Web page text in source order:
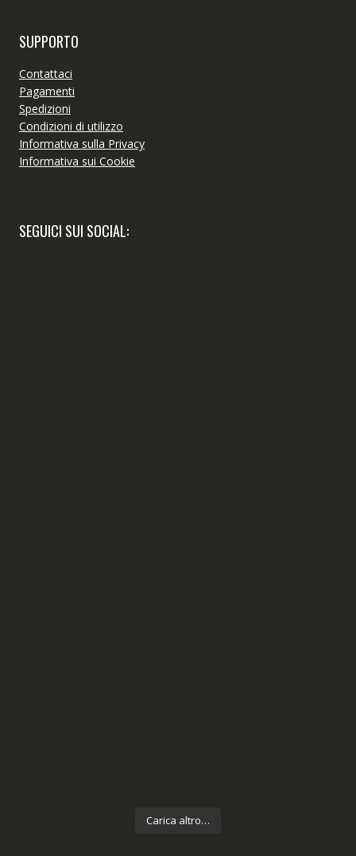
SUPPORTO
Contattaci
Pagamenti
Spedizioni
Condizioni di utilizzo
Informativa sulla Privacy
Informativa sui Cookie
SEGUICI SUI SOCIAL:
Carica altro…